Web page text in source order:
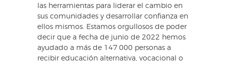
las herramientas para liderar el cambio en
sus comunidades y desarrollar confianza en
ellos mismos. Estamos orgullosos de poder
decir que a fecha de junio de 2022 hemos
ayudado a más de 147 000 personas a
recibir educación alternativa, vocacional o